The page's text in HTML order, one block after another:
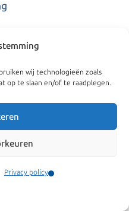
wij technologieën zoals
op te slaan en/of te raadplegen.
Privacy policy
van Kroes Advocaten. Hij
financiële administraties